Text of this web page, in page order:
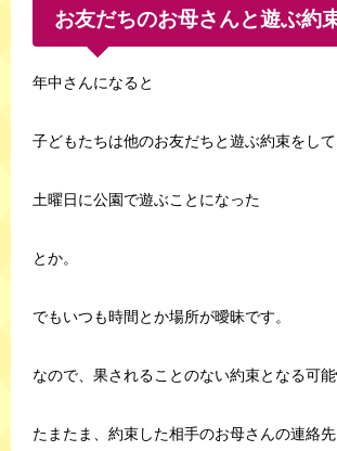
お友だちのお母さんと遊ぶ約
年中さんになると
子どもたちは他のお友だちと遊ぶ約束をして
土曜日に公園で遊ぶことになった
とか。
でもいつも時間とか場所が曖昧です。
なので、果されることのない約束となる可能
たまたま、約束した相手のお母さんの連絡